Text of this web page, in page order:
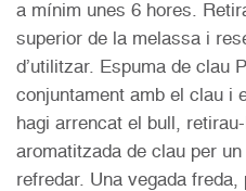
a mínim unes 6 hores.
superior de la melassa i
d’utilitzar. Espuma de clau
conjuntament amb el clau i
hagi arrencat el bull,
aromatitzada de clau per
refredar. Una vegada